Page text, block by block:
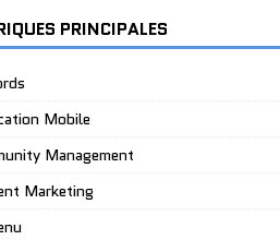
PRINCIPALES
Mobile
Management
Marketing